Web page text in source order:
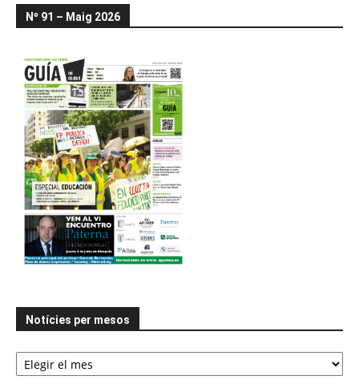
Nº 91 – Maig 2026
Notícies per mesos
Notícies
per